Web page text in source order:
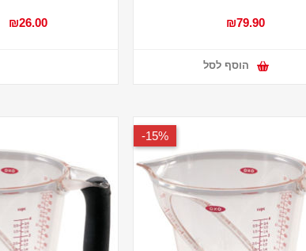
₪79.90
הוסף לסל
₪26.00
15%-